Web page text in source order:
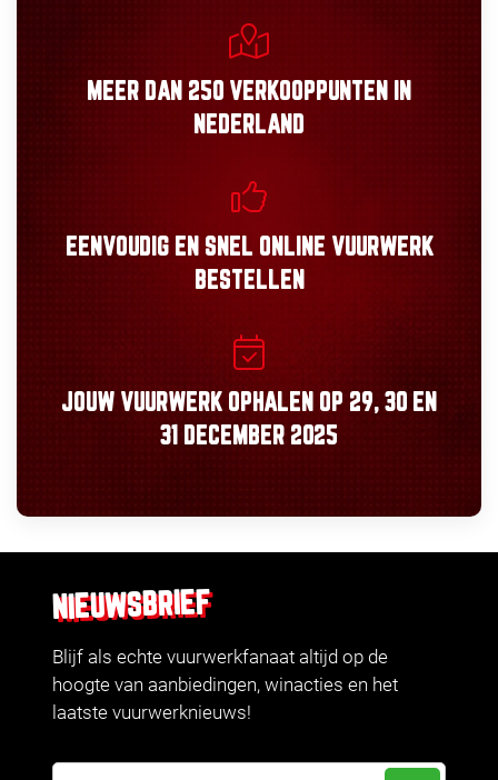
MEER DAN 250 VERKOOPPUNTEN
IN
NEDERLAND
EENVOUDIGEN SNEL ONLINE VUURWERK
BESTELLEN
JOUW VUURWERK OPHALEN OP 29, 30 EN
31 DECEMBER 2025
NIEUWSBRIEF
Blijf als echte vuurwerkfanaat altijd op de
hoogte van aanbiedingen, winacties en het
laatste vuurwerknieuws!